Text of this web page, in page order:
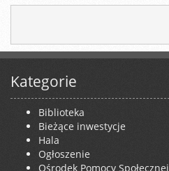
Kategorie
Biblioteka
Bieżące inwestycje
Hala
Ogłoszenie
Ośrodek Pomocy Społecznej